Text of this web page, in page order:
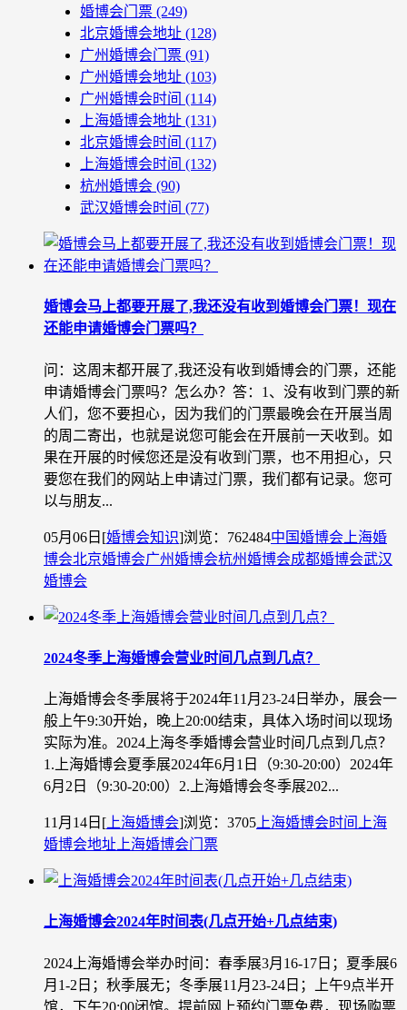
婚博会门票 (249)
北京婚博会地址 (128)
广州婚博会门票 (91)
广州婚博会地址 (103)
广州婚博会时间 (114)
上海婚博会地址 (131)
北京婚博会时间 (117)
上海婚博会时间 (132)
杭州婚博会 (90)
武汉婚博会时间 (77)
婚博会马上都要开展了,我还没有收到婚博会门票！现在
还能申请婚博会门票吗？
问：这周末都开展了,我还没有收到婚博会的门票，还能
申请婚博会门票吗？怎么办？答：1、没有收到门票的新
人们，您不要担心，因为我们的门票最晚会在开展当周
的周二寄出，也就是说您可能会在开展前一天收到。如
果在开展的时候您还是没有收到门票，也不用担心，只
要您在我们的网站上申请过门票，我们都有记录。您可
以与朋友...
05月06日 [婚博会知识]浏览：762484中国婚博会 上海婚
博会北京婚博会广州婚博会杭州婚博会成都婚博会武汉
婚博会
2024冬季上海婚博会营业时间几点到几点？
上海婚博会冬季展将于2024年11月23-24日举办，展会一
般上午9:30开始，晚上20:00结束，具体入场时间以现场
实际为准。2024上海冬季婚博会营业时间几点到几点？
1.上海婚博会夏季展2024年6月1日（9:30-20:00）2024年
6月2日（9:30-20:00）2.上海婚博会冬季展202...
11月14日 [ 上海婚博会]浏览：3705 上海婚博会时间
上海
婚博会地址 上海婚博会门票
上海婚博会2024年时间表(几点开始+几点结束)
2024上海婚博会举办时间：春季展3月16-17日；夏季展6
月1-2日；秋季展无；冬季展11月23-24日；上午9点半开
馆，下午20:00闭馆。提前网上预约门票免费，现场购票